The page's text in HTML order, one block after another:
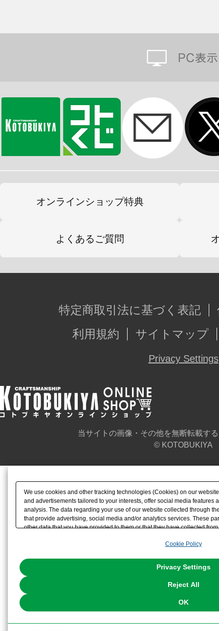
オンラインショップ特典
よくあるご質問
特定商取引法に基づく表記
利用規約
サイトマップ
Privacy Settings
当サイトの画像・その他を無断転載す
© KOTOBUKIYA
We use cookies and other tracking technologies (Cookies) on our
and advertisements tailored to your interests, offer social media features
analysis. The data regarding your use of our website collected through
that provide advertising, social media and/or analytics services. These
other data that you have provided to them or that they have collected
the use of all Cookies except for Strictly Necessary Cookies, please
Cookie Policy
Privacy Settings
Reject All
OK